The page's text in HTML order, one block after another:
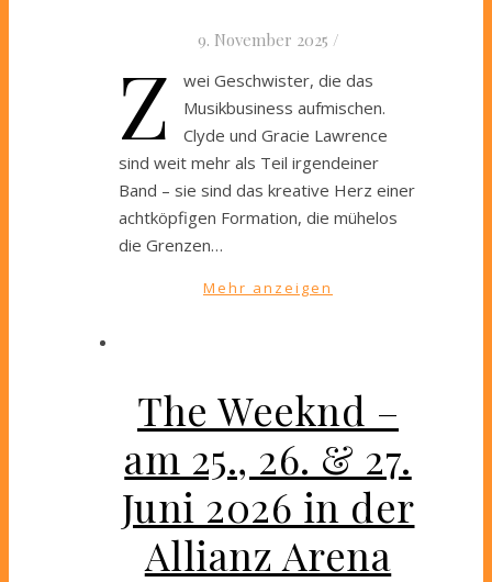
9. November 2025 /
Z
wei Geschwister, die das
Musikbusiness aufmischen.
Clyde und Gracie Lawrence
sind weit mehr als Teil irgendeiner
Band – sie sind das kreative Herz einer
achtköpfigen Formation, die mühelos
die Grenzen…
Mehr anzeigen
The Weeknd –
am 25., 26. & 27.
Juni 2026 in der
Allianz Arena